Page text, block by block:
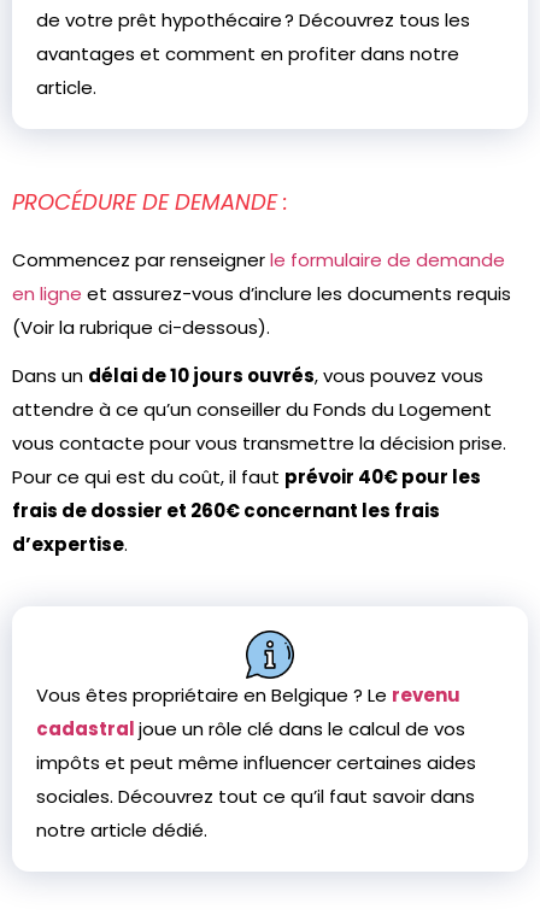
de votre prêt hypothécaire ? Découvrez tous les
avantages et comment en profiter dans notre
article.
PROCÉDURE DE DEMANDE :
Commencez par renseignerle formulaire de demande
en ligne et assurez-vous d’inclure les documents requis
(Voir la rubrique ci-dessous).
Dans un délai de 10 jours ouvrés, vous pouvez vous
attendre à ce qu’un conseiller du Fonds du Logement
vous contacte pour vous transmettre la décision prise.
Pour ce qui est du coût, il faut prévoir 40€ pour les
frais de dossier et 260€ concernant les frais
d’expertise.
Vous êtes propriétaire en Belgique ? Le revenu
cadastraljoue un rôle clé dans le calcul de vos
impôts et peut même influencer certaines aides
sociales. Découvrez tout ce qu’il faut savoir dans
notre article dédié.